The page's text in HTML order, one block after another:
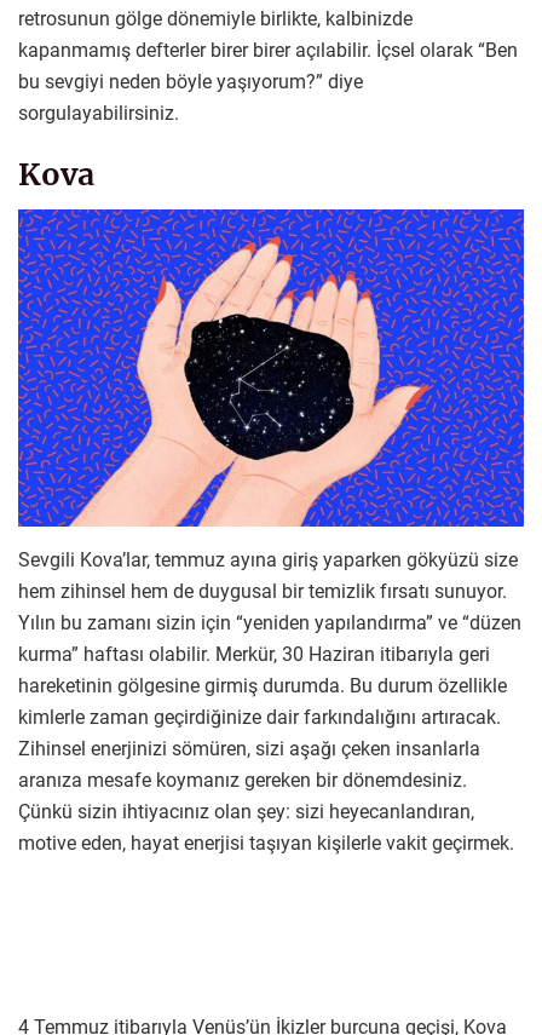
retrosunun gölge dönemiyle birlikte, kalbinizde
kapanmamış defterler birer birer açılabilir. İçsel olarak “Ben
bu sevgiyi neden böyle yaşıyorum?” diye
sorgulayabilirsiniz.
Kova
Sevgili Kova’lar, temmuz ayına giriş yaparken gökyüzü size
hem zihinsel hem de duygusal bir temizlik fırsatı sunuyor.
Yılın bu zamanı sizin için “yeniden yapılandırma” ve “düzen
kurma” haftası olabilir. Merkür, 30 Haziran itibarıyla geri
hareketinin gölgesine girmiş durumda. Bu durum özellikle
kimlerle zaman geçirdiğinize dair farkındalığını artıracak.
Zihinsel enerjinizi sömüren, sizi aşağı çeken insanlarla
aranıza mesafe koymanız gereken bir dönemdesiniz.
Çünkü sizin ihtiyacınız olan şey: sizi heyecanlandıran,
motive eden, hayat enerjisi taşıyan kişilerle vakit geçirmek.
4 Temmuz itibarıyla Venüs’ün İkizler burcuna geçişi, Kova